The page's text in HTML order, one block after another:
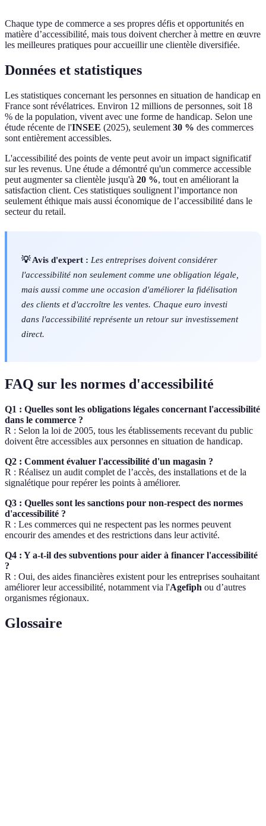
Chaque type de commerce a ses propres défis et opportunités en
matière d’accessibilité, mais tous doivent chercher à mettre en œuvre
les meilleures pratiques pour accueillir une clientèle diversifiée.
Données et statistiques
Les statistiques concernant les personnes en situation de handicap en
France sont révélatrices. Environ 12 millions de personnes, soit 18
% de la population, vivent avec une forme de handicap. Selon une
étude récente de l'INSEE (2025), seulement 30 % des commerces
sont entièrement accessibles.
L'accessibilité des points de vente peut avoir un impact significatif
sur les revenus. Une étude a démontré qu'un commerce accessible
peut augmenter sa clientèle jusqu'à 20 %, tout en améliorant la
satisfaction client. Ces statistiques soulignent l’importance non
seulement éthique mais aussi économique de l’accessibilité dans le
secteur du retail.
💡 Avis d'expert : Les entreprises doivent considérer
l'accessibilité non seulement comme une obligation légale,
mais aussi comme une occasion d'améliorer la fidélisation
des clients et d'accroître les ventes. Chaque euro investi
dans l'accessibilité représente un retour sur investissement
direct.
FAQ sur les normes d'accessibilité
Q1 : Quelles sont les obligations légales concernant l'accessibilité
dans le commerce ?
R : Selon la loi de 2005, tous les établissements recevant du public
doivent être accessibles aux personnes en situation de handicap.
Q2 : Comment évaluer l'accessibilité d'un magasin ?
R : Réalisez un audit complet de l’accès, des installations et de la
signalétique pour repérer les points à améliorer.
Q3 : Quelles sont les sanctions pour non-respect des normes
d'accessibilité ?
R : Les commerces qui ne respectent pas les normes peuvent
encourir des amendes et des restrictions dans leur activité.
Q4 : Y a-t-il des subventions pour aider à financer l'accessibilité
?
R : Oui, des aides financières existent pour les entreprises souhaitant
améliorer leur accessibilité, notamment via l'Agefiph ou d’autres
organismes régionaux.
Glossaire